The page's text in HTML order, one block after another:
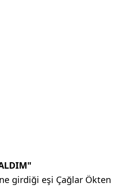
girdiği eşi Çağlar Ökten